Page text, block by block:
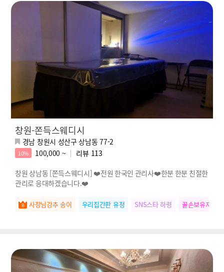
창원-쫀득스웨디시
경남 창원시 성산구 상남동 77-2
10% 100,000 ~ 리뷰 113
창원 상남동 [쫀득스웨디시] ❤️전원 한국인 관리사❤️한분 한분 친절한
관리로 응대하겠습니다.❤️
사장님강추 송이 우리집간판 유정 SNS스타 하령 꿀손보유자 다